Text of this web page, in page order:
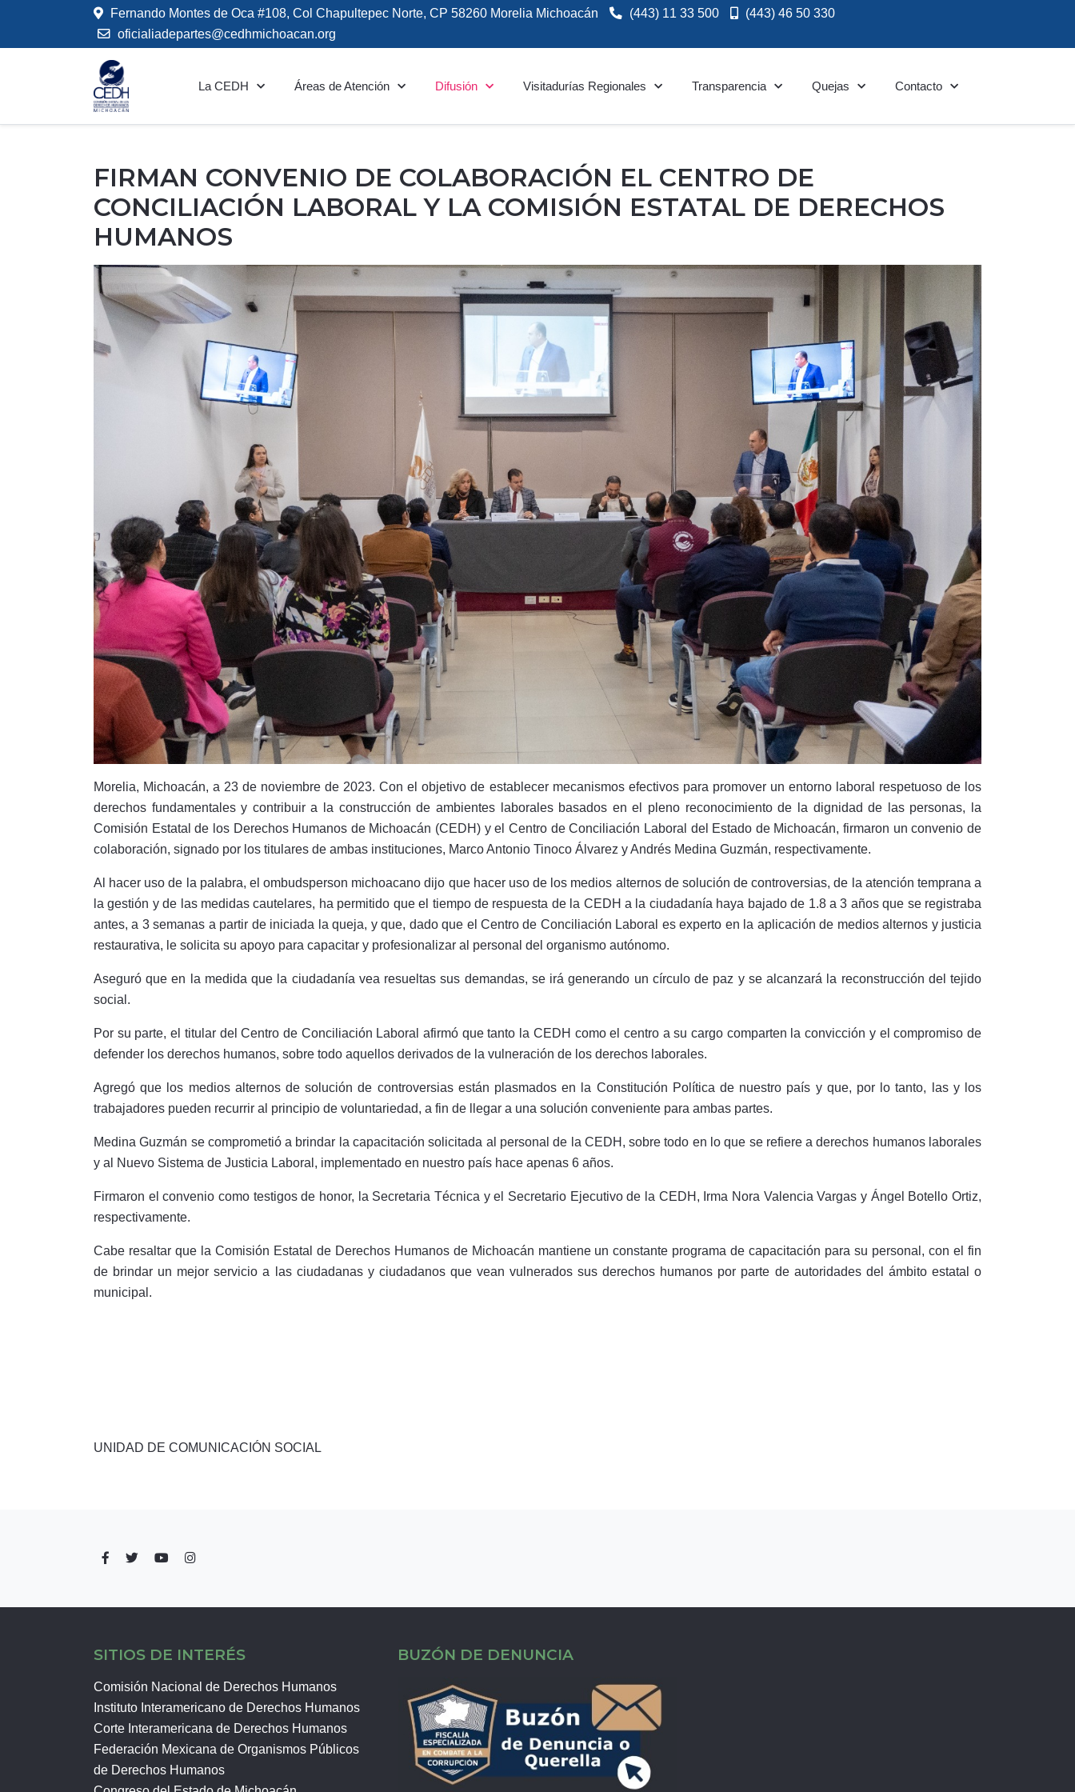
Fernando Montes de Oca #108, Col Chapultepec Norte, CP 58260 Morelia Michoacán (443) 11 33 500
(443) 46 50 330
oficialiadepartes@cedhmichoacan.org
La CEDH Áreas de Atención Difusión Visitadurías Regionales Transparencia Quejas Contacto
FIRMAN CONVENIO DE COLABORACIÓN EL CENTRO DE
CONCILIACIÓN LABORAL Y LA COMISIÓN ESTATAL DE DERECHOS
HUMANOS
Morelia, Michoacán, a 23 de noviembre de 2023. Con el objetivo de establecer mecanismos efectivos para promover un entorno laboral respetuoso de los
derechos fundamentales y contribuir a la construcción de ambientes laborales basados en el pleno reconocimiento de la dignidad de las personas, la
Comisión Estatal de los Derechos Humanos de Michoacán (CEDH) y el Centro de Conciliación Laboral del Estado de Michoacán, firmaron un convenio de
colaboración, signado por los titulares de ambas instituciones, Marco Antonio Tinoco Álvarez y Andrés Medina Guzmán, respectivamente.
Al hacer uso de la palabra, el ombudsperson michoacano dijo que hacer uso de los medios alternos de solución de controversias, de la atención temprana a
la gestión y de las medidas cautelares, ha permitido que el tiempo de respuesta de la CEDH a la ciudadanía haya bajado de 1.8 a 3 años que se registraba
antes, a 3 semanas a partir de iniciada la queja, y que, dado que el Centro de Conciliación Laboral es experto en la aplicación de medios alternos y justicia
restaurativa, le solicita su apoyo para capacitar y profesionalizar al personal del organismo autónomo.
Aseguró que en la medida que la ciudadanía vea resueltas sus demandas, se irá generando un círculo de paz y se alcanzará la reconstrucción del tejido
social.
Por su parte, el titular del Centro de Conciliación Laboral afirmó que tanto la CEDH como el centro a su cargo comparten la convicción y el compromiso de
defender los derechos humanos, sobre todo aquellos derivados de la vulneración de los derechos laborales.
Agregó que los medios alternos de solución de controversias están plasmados en la Constitución Política de nuestro país y que, por lo tanto, las y los
trabajadores pueden recurrir al principio de voluntariedad, a fin de llegar a una solución conveniente para ambas partes.
Medina Guzmán se comprometió a brindar la capacitación solicitada al personal de la CEDH, sobre todo en lo que se refiere a derechos humanos laborales
y al Nuevo Sistema de Justicia Laboral, implementado en nuestro país hace apenas 6 años.
Firmaron el convenio como testigos de honor, la Secretaria Técnica y el Secretario Ejecutivo de la CEDH, Irma Nora Valencia Vargas y Ángel Botello Ortiz,
respectivamente.
Cabe resaltar que la Comisión Estatal de Derechos Humanos de Michoacán mantiene un constante programa de capacitación para su personal, con el fin
de brindar un mejor servicio a las ciudadanas y ciudadanos que vean vulnerados sus derechos humanos por parte de autoridades del ámbito estatal o
municipal.
UNIDAD DE COMUNICACIÓN SOCIAL
SITIOS DE INTERÉS
Comisión Nacional de Derechos Humanos
Instituto Interamericano de Derechos Humanos
Corte Interamericana de Derechos Humanos
Federación Mexicana de Organismos Públicos
de Derechos Humanos
BUZÓN DE DENUNCIA